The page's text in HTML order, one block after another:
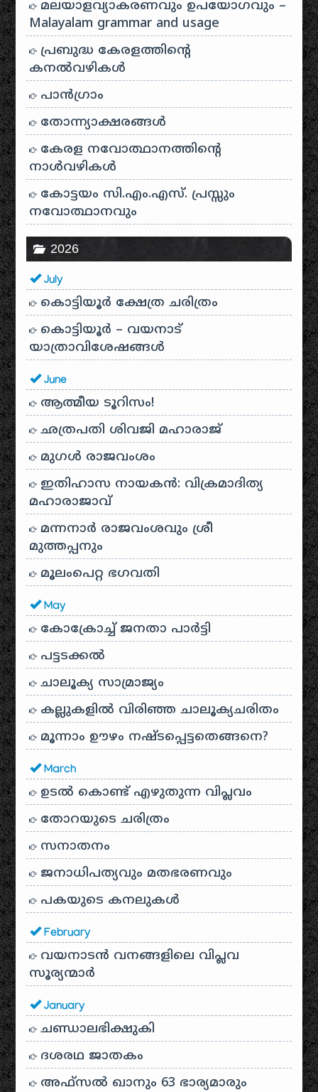
മലയാളവ്യാകരണവും ഉപയോഗവും –
Malayalam grammar and usage
പ്രബുദ്ധ കേരളത്തിന്റെ
കനൽവഴികൾ
പാന്‍ഗ്രാം
തോന്ന്യാക്ഷരങ്ങള്‍
കേരള നവോത്ഥാനത്തിന്റെ
നാൾവഴികൾ
കോട്ടയം സി.എം.എസ്. പ്രസ്സും
നവോത്ഥാനവും
2026
July
കൊട്ടിയൂർ ക്ഷേത്ര ചരിത്രം
കൊട്ടിയൂർ – വയനാട്
യാത്രാവിശേഷങ്ങൾ
June
ആത്മീയ ടൂറിസം!
ഛത്രപതി ശിവജി മഹാരാജ്
മുഗൾ രാജവംശം
ഇതിഹാസ നായകൻ: വിക്രമാദിത്യ
മഹാരാജാവ്
മന്നനാർ രാജവംശവും ശ്രീ
മുത്തപ്പനും
മൂലംപെറ്റ ഭഗവതി
May
കോക്രോച്ച് ജനതാ പാർട്ടി
പട്ടടക്കൽ
ചാലൂക്യ സാമ്രാജ്യം
കല്ലുകളിൽ വിരിഞ്ഞ ചാലൂക്യചരിതം
മൂന്നാം ഊഴം നഷ്ടപ്പെട്ടതെങ്ങനെ?
March
ഉടൽ കൊണ്ട് എഴുതുന്ന വിപ്ലവം
തോറയുടെ ചരിത്രം
സനാതനം
ജനാധിപത്യവും മതഭരണവും
പകയുടെ കനലുകൾ
February
വയനാടൻ വനങ്ങളിലെ വിപ്ലവ
സൂര്യന്മാർ
January
ചണ്ഡാലഭിക്ഷുകി
ദശരഥ ജാതകം
അഫ്സൽ ഖാനും 63 ഭാര്യമാരും